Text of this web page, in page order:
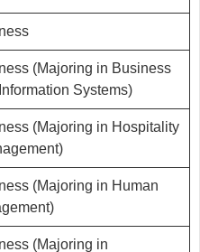
(Majoring in Business
Systems)
(Majoring in Hospitality
(Majoring in Human
(Majoring in